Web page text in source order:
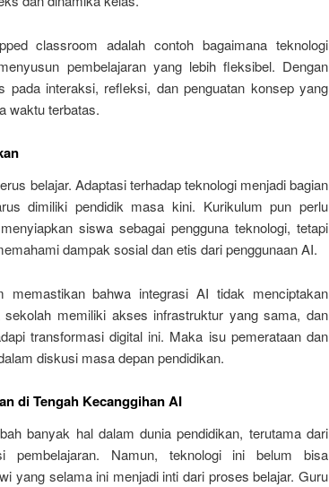
classroom adalah contoh bagaimana teknologi
pembelajaran yang lebih fleksibel. Dengan
pada interaksi, refleksi, dan penguatan konsep yang
waktu terbatas.
belajar. Adaptasi terhadap teknologi menjadi bagian
dimiliki pendidik masa kini. Kurikulum pun perlu
siswa sebagai pengguna teknologi, tetapi
dampak sosial dan etis dari penggunaan AI.
memastikan bahwa integrasi AI tidak menciptakan
memiliki akses infrastruktur yang sama, dan
transformasi digital ini. Maka isu pemerataan dan
diskusi masa depan pendidikan.
di Tengah Kecanggihan AI
banyak hal dalam dunia pendidikan, terutama dari
pembelajaran. Namun, teknologi ini belum bisa
yang selama ini menjadi inti dari proses belajar. Guru